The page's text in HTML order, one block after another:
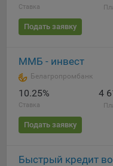
Ставка
Подать заявку
ММБ - инвест
Белагропромбанк
10.25%
Ставка
4
Подать заявку
Быстрый кредит